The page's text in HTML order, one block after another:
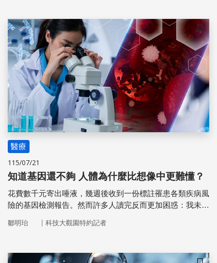
儲存
醫療
115/07/21
知道基因還不夠 人體為什麼比想像中更難懂？
花費數千元寄出唾液，幾週後收到一份標註罹患各類疾病風
險的基因檢測報告。然而許多人讀完反而更加困惑：我未來
然模糊？
鄒明珆 ｜ 科技大觀園特約記者